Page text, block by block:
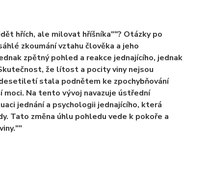
hřích, ale milovat hříšníka""? Otázky po
zkoumání vztahu člověka a jeho
zpětný pohled a reakce jednajícího, jednak
že lítost a pocity viny nejsou
stala podnětem ke zpochybňování
Na tento vývoj navazuje ústřední
jednání a psychologii jednajícího, která
Tato změna úhlu pohledu vede k pokoře a